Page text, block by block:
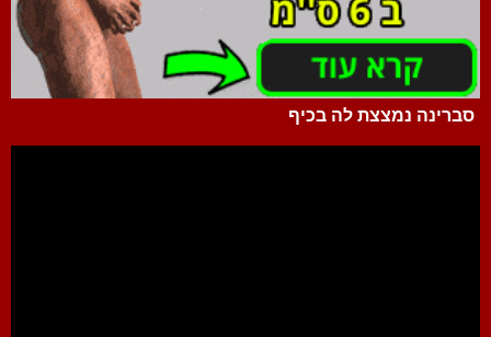
סברינה נמצצת לה בכיף